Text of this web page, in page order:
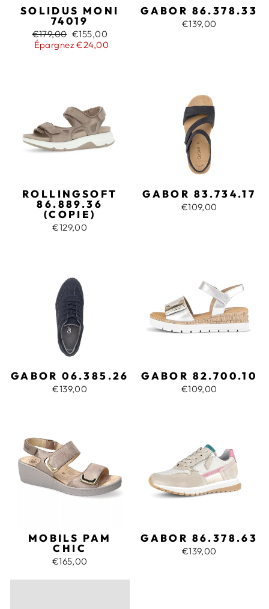
SOLIDUS MONI
74019
Prix
régulier
€179,00 Prix
réduit
€155,00
Épargnez €24,00
GABOR 86.378.33
€139,00
ROLLINGSOFT
86.889.36
(COPIE)
€129,00
GABOR 83.734.17
€109,00
GABOR 06.385.26
€139,00
GABOR 82.700.10
€109,00
MOBILS PAM
CHIC
€165,00
GABOR 86.378.63
€139,00